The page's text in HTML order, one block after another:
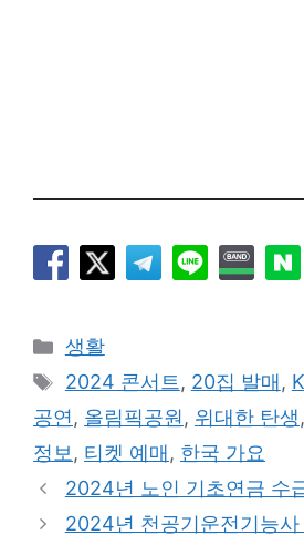
카
테
고
리
생활
태
그
2024 콘서트, 20집 발매,
공연, 올림픽공원, 위대한 탄생,
정보, 티켓 예매, 한국 가요
2024년 노인 기초연금 수
2024년 천공기운전기능사